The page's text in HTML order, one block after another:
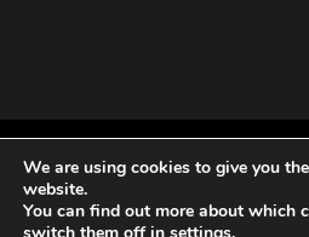
Copyright © 2025. All
We are using cookies to give you
website.
You can find out more about which